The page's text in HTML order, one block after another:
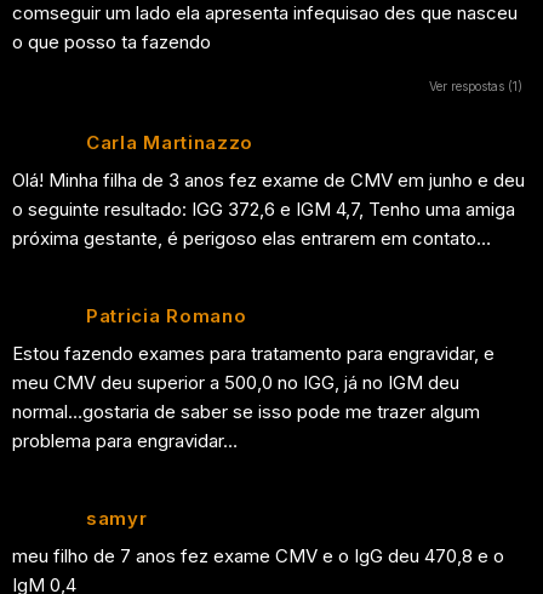
comseguir um lado ela apresenta infequisao des que nasceu
o que posso ta fazendo
Ver respostas (1)
Carla Martinazzo
Olá! Minha filha de 3 anos fez exame de CMV em junho e deu
o seguinte resultado: IGG 372,6 e IGM 4,7, Tenho uma amiga
próxima gestante, é perigoso elas entrarem em contato…
Patricia Romano
Estou fazendo exames para tratamento para engravidar, e
meu CMV deu superior a 500,0 no IGG, já no IGM deu
normal…gostaria de saber se isso pode me trazer algum
problema para engravidar…
samyr
meu filho de 7 anos fez exame CMV e o IgG deu 470,8 e o
IgM 0,4